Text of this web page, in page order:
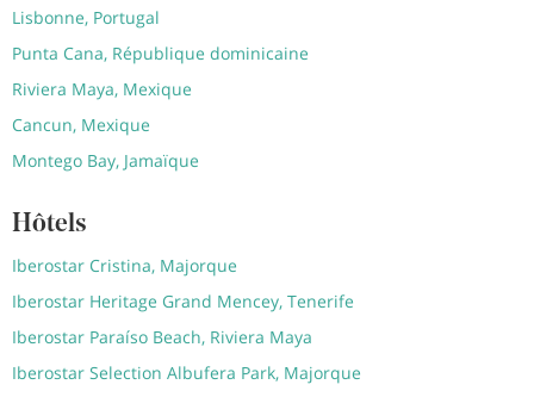
Lisbonne, Portugal
Punta Cana, République dominicaine
Riviera Maya, Mexique
Cancun, Mexique
Montego Bay, Jamaïque
Hôtels
Iberostar Cristina, Majorque
Iberostar Heritage Grand Mencey, Tenerife
Iberostar Paraíso Beach, Riviera Maya
Iberostar Selection Albufera Park, Majorque